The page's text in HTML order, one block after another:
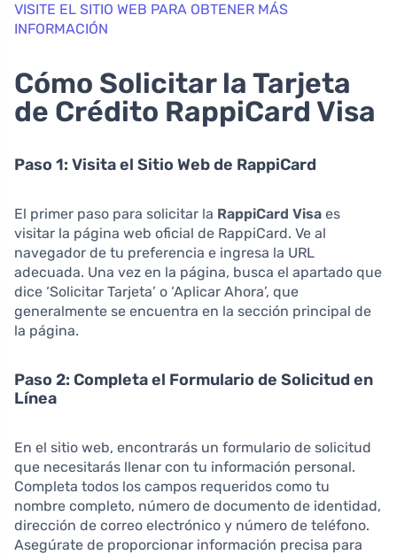
VISITE EL SITIO WEB PARA OBTENER MÁS
INFORMACIÓN
Cómo Solicitar la Tarjeta
de Crédito RappiCard Visa
Paso 1: Visita el Sitio Web de RappiCard
El primer paso para solicitar la RappiCard Visa es
visitar la página web oficial de RappiCard. Ve al
navegador de tu preferencia e ingresa la URL
adecuada. Una vez en la página, busca el apartado que
dice ‘Solicitar Tarjeta’ o ‘Aplicar Ahora’, que
generalmente se encuentra en la sección principal de
la página.
Paso 2: Completa el Formulario de Solicitud en
Línea
En el sitio web, encontrarás un formulario de solicitud
que necesitarás llenar con tu información personal.
Completa todos los campos requeridos como tu
nombre completo, número de documento de identidad,
dirección de correo electrónico y número de teléfono.
Asegúrate de proporcionar información precisa para